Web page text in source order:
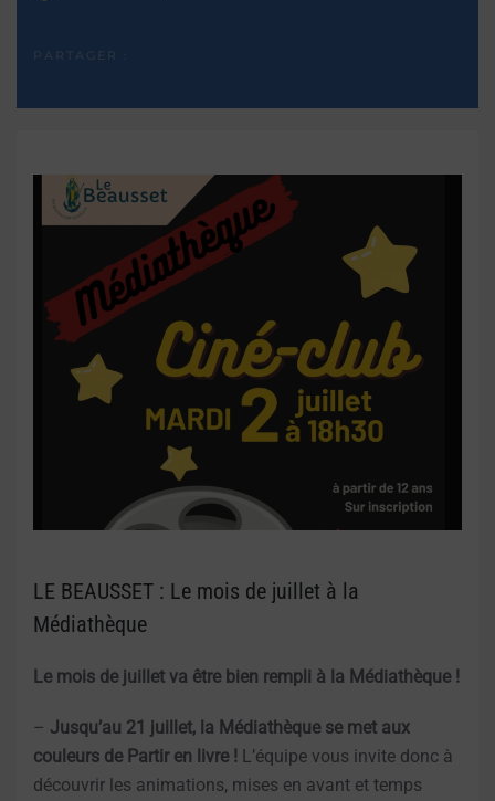
LE BEAUSSET : Le mois de juillet à la
Médiathèque
Le mois de juillet va être bien rempli à la Médiathèque !
– Jusqu’au 21 juillet, la Médiathèque se met aux
couleurs de Partir en livre ! L’équipe vous invite donc à
découvrir les animations, mises en avant et temps